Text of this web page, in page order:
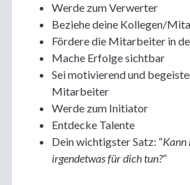
Werde zum Verwerter
Beziehe deine Kollegen/
Fördere die Mitarbeiter in
Mache Erfolge sichtbar
Sei motivierend und
Mitarbeiter
Werde zum Initiator
Entdecke Talente
Dein wichtigster Satz: “Kann
irgendetwas für dich tun?“